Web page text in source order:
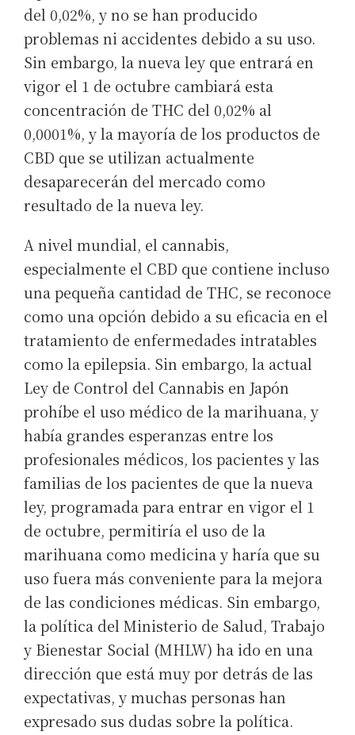
del 0,02%, y no se han producido
problemas ni accidentes debido a su uso.
Sin embargo, la nueva ley que entrará en
vigor el 1 de octubre cambiará esta
concentración de THC del 0,02% al
0,0001%, y la mayoría de los productos de
CBD que se utilizan actualmente
desaparecerán del mercado como
resultado de la nueva ley.
A nivel mundial, el cannabis,
especialmente el CBD que contiene incluso
una pequeña cantidad de THC, se reconoce
como una opción debido a su eficacia en el
tratamiento de enfermedades intratables
como la epilepsia. Sin embargo, la actual
Ley de Control del Cannabis en Japón
prohíbe el uso médico de la marihuana, y
había grandes esperanzas entre los
profesionales médicos, los pacientes y las
familias de los pacientes de que la nueva
ley, programada para entrar en vigor el 1
de octubre, permitiría el uso de la
marihuana como medicina y haría que su
uso fuera más conveniente para la mejora
de las condiciones médicas. Sin embargo,
la política del Ministerio de Salud, Trabajo
y Bienestar Social (MHLW) ha ido en una
dirección que está muy por detrás de las
expectativas, y muchas personas han
expresado sus dudas sobre la política.